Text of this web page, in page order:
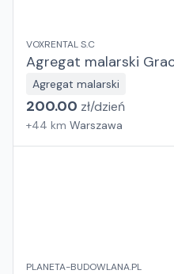
VOXRENTAL S.C
Agregat malarski
Agregat malarski
200.00 zł/dzień
+44 km Warszawa
PLANETA-BUDOWLANA.PL